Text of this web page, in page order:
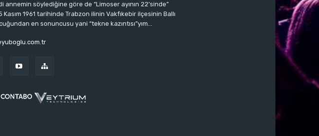
söylediğine göre de “Limoser ayının 22’sinde”
1961 tarihinde Trabzon ilinin Vakfıkebir ilçesinin Ballı
en sonuncusu yani “tekne kazıntısı”yım…